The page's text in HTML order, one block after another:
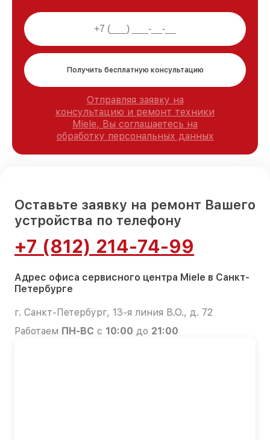
Получить бесплатную консультацию
Отправляя заявку на
консультацию и ремонт техники
Miele, Вы соглашаетесь на
обработку персональных данных
Оставьте заявку на ремонт Вашего
устройства по телефону
+7 (812) 214-74-99
Адрес офиса сервисного центра Miele в Санкт-
Петербурге
г. Санкт-Петербург, 13-я линия В.О., д. 72
Работаем ПН-ВС с 10:00 до 21:00